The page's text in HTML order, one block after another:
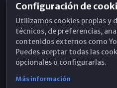
Horarios de Misa
Hemeroteca
WhatsApp
Configuración de
Utilizamos cookies propias y
técnicos, de preferencias,
contenidos externos como
Puedes aceptar todas las
opcionales o configurarlas.
Más información